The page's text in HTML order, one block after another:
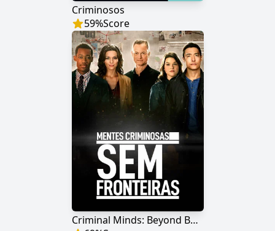
Criminosos
59%Score
Criminal Minds: Beyond Borders